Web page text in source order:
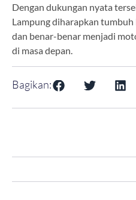
Dengan dukungan nyata
Lampung diharapkan
dan benar-benar menjadi
di masa depan.
Bagikan: